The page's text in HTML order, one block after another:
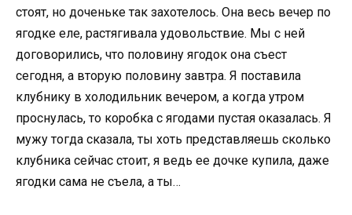
стоят, но доченьке так захотелось. Она весь вечер по
ягодке еле, растягивала удовольствие. Мы с ней
договорились, что половину ягодок она съест
сегодня, а вторую половину завтра. Я поставила
клубнику в холодильник вечером, а когда утром
проснулась, то коробка с ягодами пустая оказалась. Я
мужу тогда сказала, ты хоть представляешь сколько
клубника сейчас стоит, я ведь ее дочке купила, даже
ягодки сама не съела, а ты…